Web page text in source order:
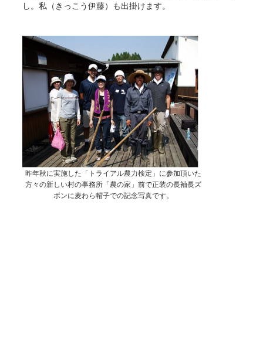
し。私（きっこう伊藤）も出掛けます。
昨年秋に実施した「トライアル農力検定」に参加頂いた
方々の新しい村の事務所「農の家」前で正装の長袖長ズ
ボンに麦わら帽子での記念写真です。